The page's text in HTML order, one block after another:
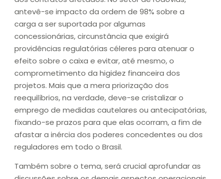
antevê-se impacto da ordem de 98% sobre a
carga a ser suportada por algumas
concessionárias, circunstância que exigirá
providências regulatórias céleres para atenuar o
efeito sobre o caixa e evitar, até mesmo, o
comprometimento da higidez financeira dos
projetos. Mais que a mera priorização dos
reequilíbrios, na verdade, deve-se cristalizar o
emprego de medidas cautelares ou antecipatórias,
fixando-se prazos para que elas ocorram, a fim de
afastar a inércia dos poderes concedentes ou dos
reguladores em todo o Brasil.
Também sobre o tema, será crucial aprofundar as